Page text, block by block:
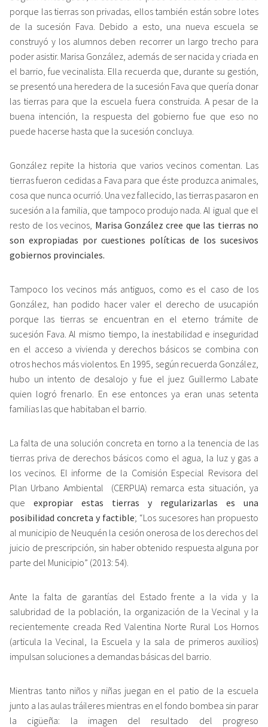
porque las tierras son privadas, ellos también están sobre lotes
de la sucesión Fava. Debido a esto, una nueva escuela se
construyó y los alumnos deben recorrer un largo trecho para
poder asistir. Marisa González, además de ser nacida y criada en
el barrio, fue vecinalista. Ella recuerda que, durante su gestión,
se presentó una heredera de la sucesión Fava que quería donar
las tierras para que la escuela fuera construida. A pesar de la
buena intención, la respuesta del gobierno fue que eso no
puede hacerse hasta que la sucesión concluya.
González repite la historia que varios vecinos comentan. Las
tierras fueron cedidas a Fava para que éste produzca animales,
cosa que nunca ocurrió. Una vez fallecido, las tierras pasaron en
sucesión a la familia, que tampoco produjo nada. Al igual que el
resto de los vecinos, Marisa González cree que las tierras no
son expropiadas por cuestiones políticas de los sucesivos
gobiernos provinciales.
Tampoco los vecinos más antiguos, como es el caso de los
González, han podido hacer valer el derecho de usucapión
porque las tierras se encuentran en el eterno trámite de
sucesión Fava. Al mismo tiempo, la inestabilidad e inseguridad
en el acceso a vivienda y derechos básicos se combina con
otros hechos más violentos. En 1995, según recuerda González,
hubo un intento de desalojo y fue el juez Guillermo Labate
quien logró frenarlo. En ese entonces ya eran unas setenta
familias las que habitaban el barrio.
La falta de una solución concreta en torno a la tenencia de las
tierras priva de derechos básicos como el agua, la luz y gas a
los vecinos. El informe de la Comisión Especial Revisora del
Plan Urbano Ambiental (CERPUA) remarca esta situación, ya
que expropiar estas tierras y regularizarlas es una
posibilidad concreta y factible; “Los sucesores han propuesto
al municipio de Neuquén la cesión onerosa de los derechos del
juicio de prescripción, sin haber obtenido respuesta alguna por
parte del Municipio” (2013: 54).
Ante la falta de garantías del Estado frente a la vida y la
salubridad de la población, la organización de la Vecinal y la
recientemente creada Red Valentina Norte Rural Los Hornos
(articula la Vecinal, la Escuela y la sala de primeros auxilios)
impulsan soluciones a demandas básicas del barrio.
Mientras tanto niños y niñas juegan en el patio de la escuela
junto a las aulas tráileres mientras en el fondo bombea sin parar
la cigüeña: la imagen del resultado del progreso